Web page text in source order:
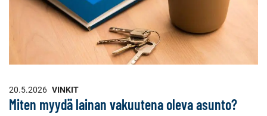
20.5.2026 VINKIT
Miten myydä lainan vakuutena oleva asunto?